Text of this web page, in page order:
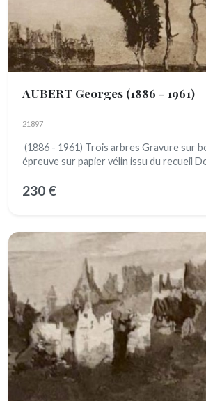
AUBERT Georges (1886 - 1961)
21897
(1886 - 1961) Trois arbres Gravure sur
épreuve sur papier vélin issu du recueil
230 €